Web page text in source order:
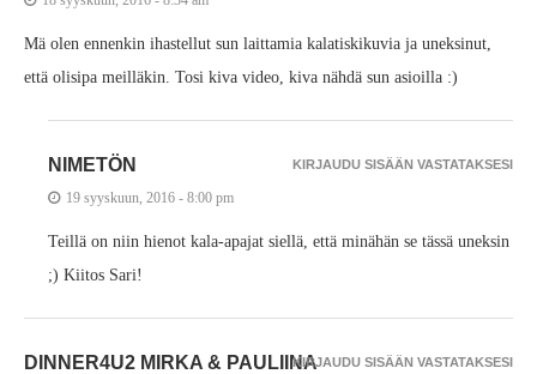
Mä olen ennenkin ihastellut sun laittamia kalatiskikuvia ja uneksinut,
että olisipa meilläkin. Tosi kiva video, kiva nähdä sun asioilla :)
NIMETÖN
19 syyskuun, 2016 - 8:00 pm
Teillä on niin hienot kala-apajat siellä, että minähän se tässä uneksin
;) Kiitos Sari!
KIRJAUDU SISÄÄN VASTATAKSESI
DINNER4U2 MIRKA & PAULIINAKIRJAUDU SISÄÄN VASTATAKSESI